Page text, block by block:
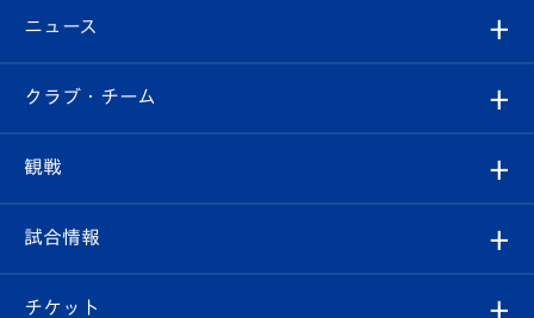
ニュース
すべて
クラブ
試合情報
クラブ・チーム
クラブ概要
観戦
観戦ルール
試合情報
試合日程/結果
チケット